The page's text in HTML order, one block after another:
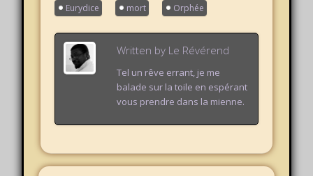
Voulut ELLE
attendent le
retour du Prince
du Ciel. Viens tu
Eurydice mort Orphée
Written by Le Révérend
Tel un rêve errant, je me
balade sur la toile en espérant
vous prendre dans la mienne.